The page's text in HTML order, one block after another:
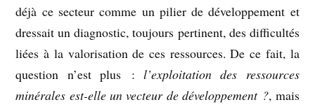
déjà ce secteur comme un pilier de développement et
dressait un diagnostic, toujours pertinent, des difficultés
liées à la valorisation de ces ressources. De ce fait, la
question n’est plus : l’exploitation des ressources
minérales est-elle un vecteur de développement ?, mais